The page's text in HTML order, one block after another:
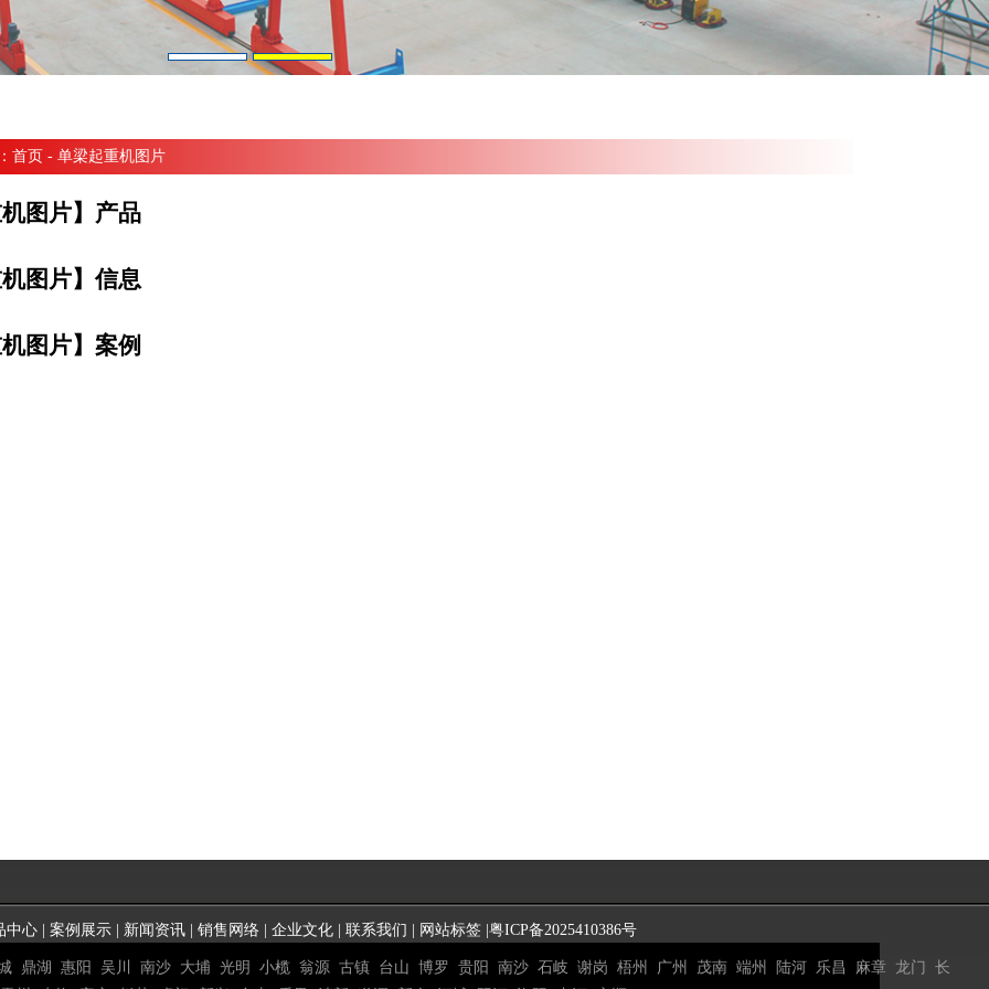
首页 - 单梁起重机图片
图片】产品
图片】信息
图片】案例
中心| 案例展示| 新闻资讯| 销售网络| 企业文化| 联系我们 网站标签| 粤ICP备2025410386号
鼎湖 惠阳 吴川 南沙 大埔 光明 小榄 翁源 古镇 台山 博罗 贵阳 南沙 石岐 谢岗 梧州 广州 茂南 端州 陆河 乐昌 麻章 龙门
长